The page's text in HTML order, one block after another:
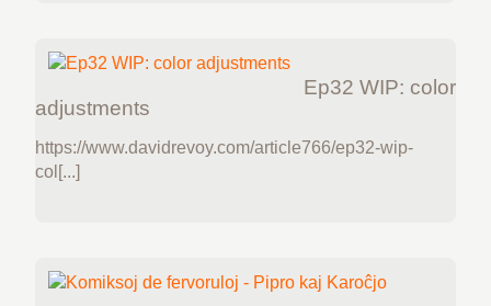
Ep32 WIP: color
adjustments
https://www.davidrevoy.com/article766/ep32-wip-
col[...]